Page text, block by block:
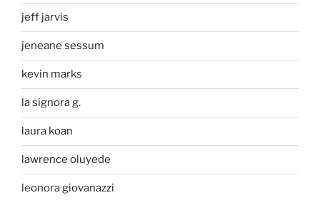
jeff jarvis
jeneane sessum
kevin marks
la signora g.
laura koan
lawrence oluyede
leonora giovanazzi